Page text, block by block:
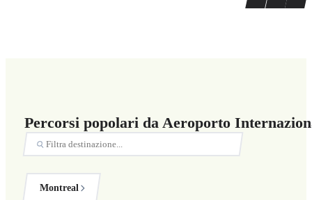
Percorsi popolari da Aeroporto
Montreal